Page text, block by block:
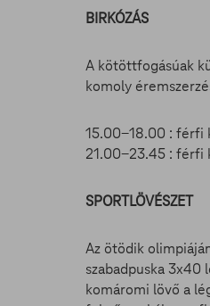
BIRKÓZÁS
A kötöttfogásúak
komoly
15.00-18.00 : férfi
21.00-23.45 : férfi
SPORTLÖVÉSZET
Az ötödik
szabadpuska 3x40
komáromi lövő a